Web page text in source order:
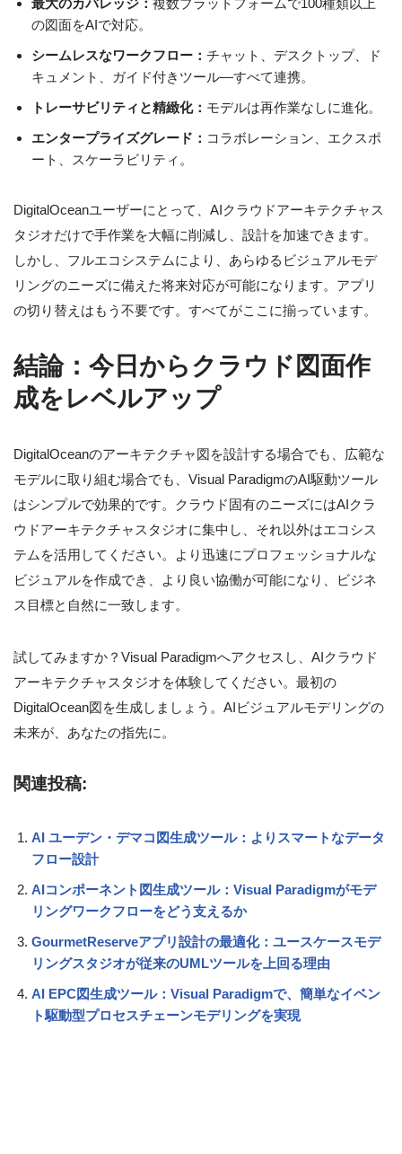
最大のカバレッジ： 複数プラットフォームで100種類以上
の図面をAIで対応。
シームレスなワークフロー： チャット、デスクトップ、ド
キュメント、ガイド付きツール—すべて連携。
トレーサビリティと精緻化： モデルは再作業なしに進化。
エンタープライズグレード： コラボレーション、エクスポ
ート、スケーラビリティ。
DigitalOceanユーザーにとって、AIクラウドアーキテクチャス
タジオだけで手作業を大幅に削減し、設計を加速できます。
しかし、フルエコシステムにより、あらゆるビジュアルモデ
リングのニーズに備えた将来対応が可能になります。アプリ
の切り替えはもう不要です。すべてがここに揃っています。
結論：今日からクラウド図面作
成をレベルアップ
DigitalOceanのアーキテクチャ図を設計する場合でも、広範な
モデルに取り組む場合でも、Visual ParadigmのAI駆動ツール
はシンプルで効果的です。クラウド固有のニーズにはAIクラ
ウドアーキテクチャスタジオに集中し、それ以外はエコシス
テムを活用してください。より迅速にプロフェッショナルな
ビジュアルを作成でき、より良い協働が可能になり、ビジネ
ス目標と自然に一致します。
試してみますか？Visual Paradigmへアクセスし、AIクラウド
アーキテクチャスタジオを体験してください。最初の
DigitalOcean図を生成しましょう。AIビジュアルモデリングの
未来が、あなたの指先に。
関連投稿:
AI ユーデン・デマコ図生成ツール：よりスマートなデータ
フロー設計
AIコンポーネント図生成ツール：Visual Paradigmがモデ
リングワークフローをどう支えるか
GourmetReserveアプリ設計の最適化：ユースケースモデ
リングスタジオが従来のUMLツールを上回る理由
AI EPC図生成ツール：Visual Paradigmで、簡単なイベン
ト駆動型プロセスチェーンモデリングを実現